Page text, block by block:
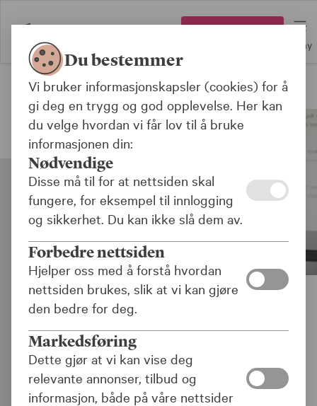
Meny
Bærekraft
Krabbefisker til topps i
KLP Trykktanken
Skrevet av: Martin Stenstad | 12.07.22
Del:
Du bestemmer
Vi bruker informasjonskapsler (cookies) for å
gi deg en trygg og god opplevelse. Her kan
du velge hvordan vi får lov til å bruke
informasjonen din:
Nødvendige
Disse må til for at nettsiden skal
fungere, for eksempel til innlogging
og sikkerhet. Du kan ikke slå dem av.
Forbedre nettsiden
Hjelper oss med å forstå hvordan
nettsiden brukes, slik at vi kan gjøre
den bedre for deg.
Markedsføring
Dette gjør at vi kan vise deg
relevante annonser, tilbud og
informasjon, både på våre nettsider